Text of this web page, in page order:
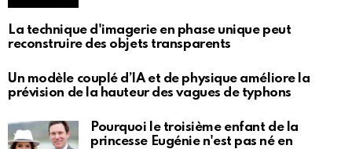
La technique d'imagerie en phase unique peut
reconstruire des objets transparents
Un modèle couplé d’IA et de physique améliore la
prévision de la hauteur des vagues de typhons
Pourquoi le troisième enfant de la
princesse Eugénie n'est pas né en